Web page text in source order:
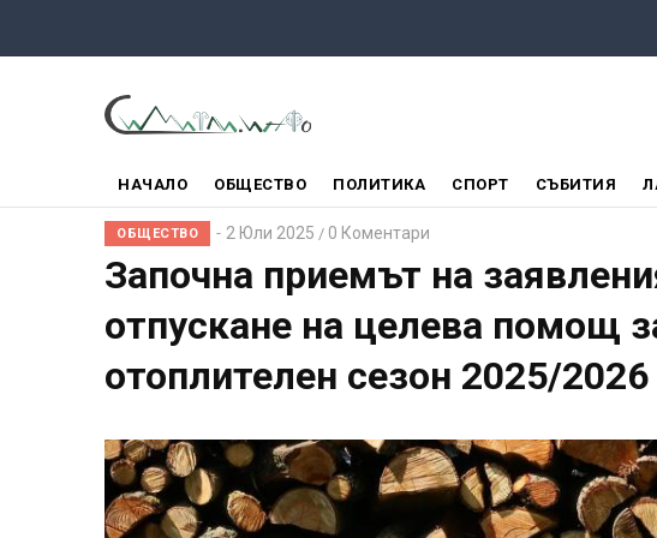
МЕНЮ
НАЧАЛО ОБЩЕСТВО ПОЛИТИКА СПОРТ СЪБИТИЯ
ОБЩЕСТВО 2 Юли 2025 / 0 Коментари
Започна приемът на
отпускане на целева помощ
отоплителен сезон 2025/2026